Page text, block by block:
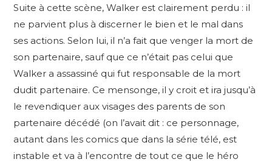
Suite à cette scène, Walker est clairement perdu : il
ne parvient plus à discerner le bien et le mal dans
ses actions. Selon lui, il n’a fait que venger la mort de
son partenaire, sauf que ce n’était pas celui que
Walker a assassiné qui fut responsable de la mort
dudit partenaire. Ce mensonge, il y croit et ira jusqu’à
le revendiquer aux visages des parents de son
partenaire décédé (on l’avait dit : ce personnage,
autant dans les comics que dans la série télé, est
instable et va à l’encontre de tout ce que le héro